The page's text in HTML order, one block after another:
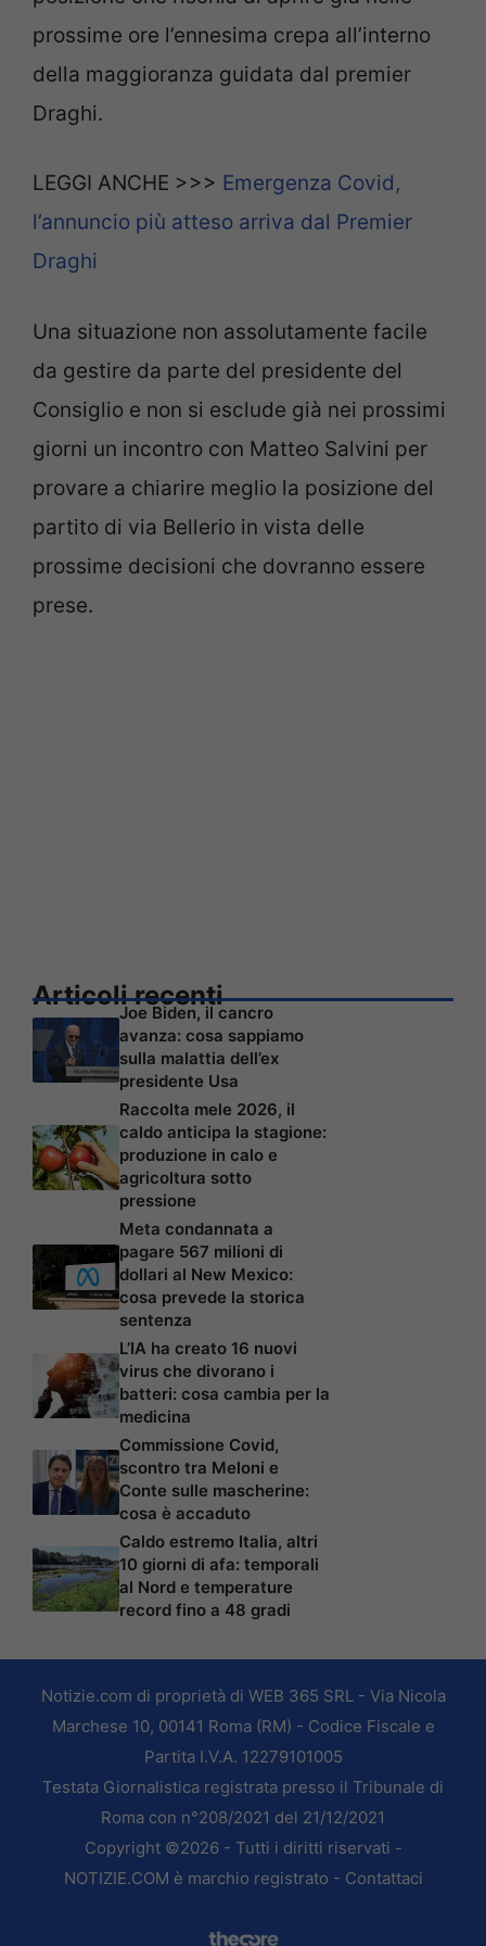
prossime ore l’ennesima crepa all’interno
della maggioranza guidata dal premier
Draghi.
LEGGI ANCHE >>> Emergenza Covid,
l’annuncio più atteso arriva dal Premier
Draghi
Una situazione non assolutamente facile
da gestire da parte del presidente del
Consiglio e non si esclude già nei prossimi
giorni un incontro con Matteo Salvini per
provare a chiarire meglio la posizione del
partito di via Bellerio in vista delle
prossime decisioni che dovranno essere
prese.
Articoli recenti
Joe Biden, il cancro
avanza: cosa sappiamo
sulla malattia dell’ex
presidente Usa
Raccolta mele 2026, il
caldo anticipa la stagione:
produzione in calo e
agricoltura sotto
pressione
Meta condannata a
pagare 567 milioni di
dollari al New Mexico:
cosa prevede la storica
sentenza
L’IA ha creato 16 nuovi
virus che divorano i
batteri: cosa cambia per la
medicina
Commissione Covid,
scontro tra Meloni e
Conte sulle mascherine:
cosa è accaduto
Caldo estremo Italia, altri
10 giorni di afa: temporali
al Nord e temperature
record fino a 48 gradi
Notizie.com di proprietà di WEB 365 SRL - Via Nicola
Marchese 10, 00141 Roma (RM) - Codice Fiscale e
Partita I.V.A. 12279101005
Testata Giornalistica registrata presso il Tribunale di
Roma con n°208/2021 del 21/12/2021
Copyright ©2026 - Tutti i diritti riservati -
NOTIZIE.COM è marchio registrato - Contattaci